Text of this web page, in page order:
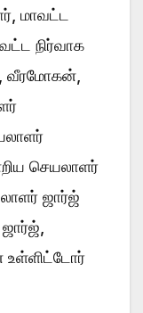
மாவட்ட
நிர்வாக
வீரமோகன்,
செயலாளர்
ஜார்ஜ்
உள்ளிட்டோர்